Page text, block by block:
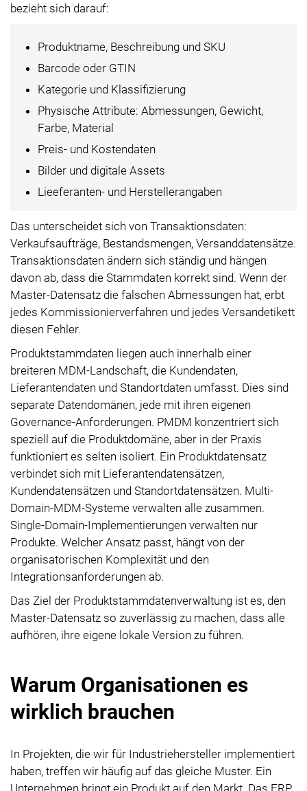
bezieht sich darauf:
Produktname, Beschreibung und SKU
Barcode oder GTIN
Kategorie und Klassifizierung
Physische Attribute: Abmessungen, Gewicht,
Farbe, Material
Preis- und Kostendaten
Bilder und digitale Assets
Lieeferanten- und Herstellerangaben
Das unterscheidet sich von Transaktionsdaten:
Verkaufsaufträge, Bestandsmengen, Versanddatensätze.
Transaktionsdaten ändern sich ständig und hängen
davon ab, dass die Stammdaten korrekt sind. Wenn der
Master-Datensatz die falschen Abmessungen hat, erbt
jedes Kommissionierverfahren und jedes Versandetikett
diesen Fehler.
Produktstammdaten liegen auch innerhalb einer
breiteren MDM-Landschaft, die Kundendaten,
Lieferantendaten und Standortdaten umfasst. Dies sind
separate Datendomänen, jede mit ihren eigenen
Governance-Anforderungen. PMDM konzentriert sich
speziell auf die Produktdomäne, aber in der Praxis
funktioniert es selten isoliert. Ein Produktdatensatz
verbindet sich mit Lieferantendatensätzen,
Kundendatensätzen und Standortdatensätzen. Multi-
Domain-MDM-Systeme verwalten alle zusammen.
Single-Domain-Implementierungen verwalten nur
Produkte. Welcher Ansatz passt, hängt von der
organisatorischen Komplexität und den
Integrationsanforderungen ab.
Das Ziel der Produktstammdatenverwaltung ist es, den
Master-Datensatz so zuverlässig zu machen, dass alle
aufhören, ihre eigene lokale Version zu führen.
Warum Organisationen es
wirklich brauchen
In Projekten, die wir für Industriehersteller implementiert
haben, treffen wir häufig auf das gleiche Muster. Ein
Unternehmen bringt ein Produkt auf den Markt. Das ERP